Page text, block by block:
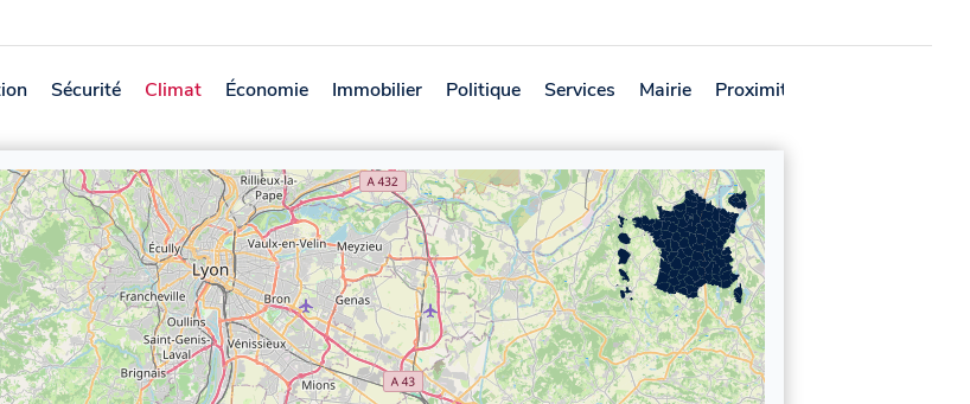
Sécurité Climat Économie Immobilier Politique Services Mairie Proximité